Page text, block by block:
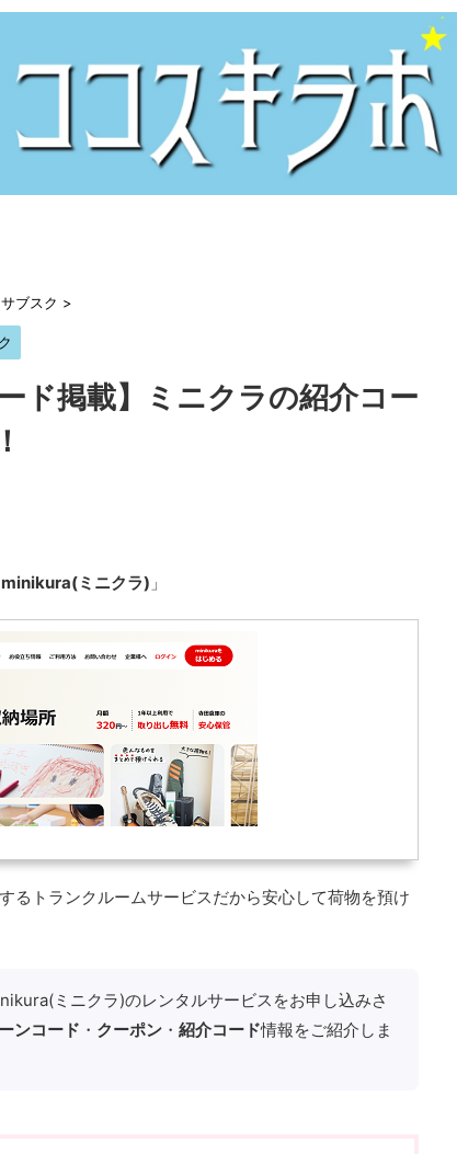
ブスク >
ド掲載】ミニクラの紹介コー
minikura(ミニクラ) 」
るトランクルームサービスだから安心して荷物を預け
ミニクラ)のレンタルサービスをお申し込みさ
ンコード ・ クーポン ・ 紹介コード情報をご紹介しま